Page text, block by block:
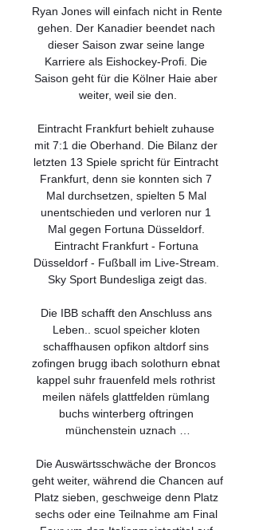
Ryan Jones will einfach nicht in Rente
gehen. Der Kanadier beendet nach
dieser Saison zwar seine lange
Karriere als Eishockey-Profi. Die
Saison geht für die Kölner Haie aber
weiter, weil sie den.
Eintracht Frankfurt behielt zuhause
mit 7:1 die Oberhand. Die Bilanz der
letzten 13 Spiele spricht für Eintracht
Frankfurt, denn sie konnten sich 7
Mal durchsetzen, spielten 5 Mal
unentschieden und verloren nur 1
Mal gegen Fortuna Düsseldorf.
Eintracht Frankfurt - Fortuna
Düsseldorf - Fußball im Live-Stream.
Sky Sport Bundesliga zeigt das.
Die IBB schafft den Anschluss ans
Leben.. scuol speicher kloten
schaffhausen opfikon altdorf sins
zofingen brugg ibach solothurn ebnat
kappel suhr frauenfeld mels rothrist
meilen näfels glattfelden rümlang
buchs winterberg oftringen
münchenstein uznach …
Die Auswärtsschwäche der Broncos
geht weiter, während die Chancen auf
Platz sieben, geschweige denn Platz
sechs oder eine Teilnahme am Final